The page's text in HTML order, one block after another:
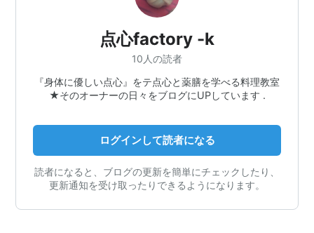
点心factory -k
10人の読者
『身体に優しい点心』をテ点心と薬膳を学べる料理教室
★そのオーナーの日々をブログにUPしています .
ログインして読者になる
読者になると、ブログの更新を簡単にチェックしたり、
更新通知を受け取ったりできるようになります。